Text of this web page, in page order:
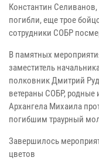
Константин
погибли, еще трое
сотрудники СОБР
В памятных
заместитель
полковник Дмитрий
ветераны СОБР, родные
Архангела Михаила
погибшим траурный
Завершилось
цветов